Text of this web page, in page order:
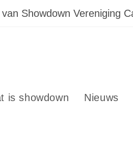
Showdown Vereniging
is showdown Nieuws